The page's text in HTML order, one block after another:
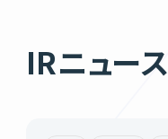
IRニュース